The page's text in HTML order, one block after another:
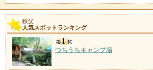
秩父
人気スポットランキング
つちうちキャンプ場